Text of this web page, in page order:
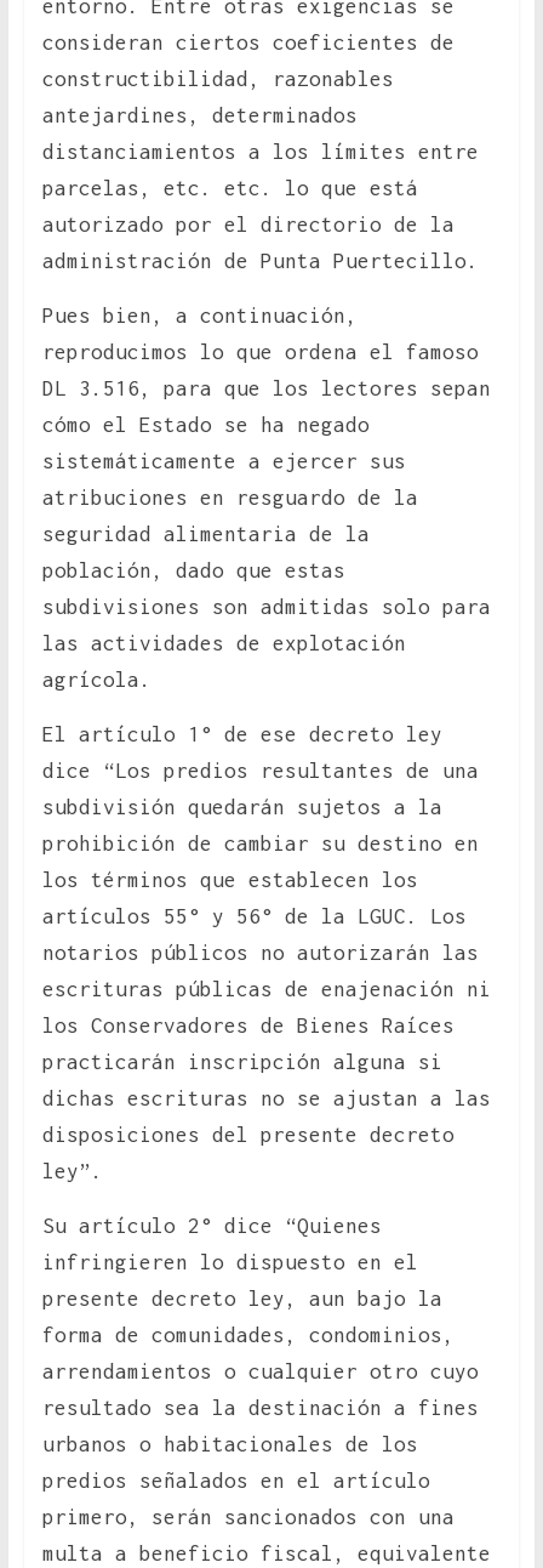
entorno. Entre otras exigencias se
consideran ciertos coeficientes de
constructibilidad, razonables
antejardines, determinados
distanciamientos a los límites entre
parcelas, etc. etc. lo que está
autorizado por el directorio de la
administración de Punta Puertecillo.
Pues bien, a continuación,
reproducimos lo que ordena el famoso
DL 3.516, para que los lectores sepan
cómo el Estado se ha negado
sistemáticamente a ejercer sus
atribuciones en resguardo de la
seguridad alimentaria de la
población, dado que estas
subdivisiones son admitidas solo para
las actividades de explotación
agrícola.
El artículo 1° de ese decreto ley
dice “Los predios resultantes de una
subdivisión quedarán sujetos a la
prohibición de cambiar su destino en
los términos que establecen los
artículos 55° y 56° de la LGUC. Los
notarios públicos no autorizarán las
escrituras públicas de enajenación ni
los Conservadores de Bienes Raíces
practicarán inscripción alguna si
dichas escrituras no se ajustan a las
disposiciones del presente decreto
ley”.
Su artículo 2° dice “Quienes
infringieren lo dispuesto en el
presente decreto ley, aun bajo la
forma de comunidades, condominios,
arrendamientos o cualquier otro cuyo
resultado sea la destinación a fines
urbanos o habitacionales de los
predios señalados en el artículo
primero, serán sancionados con una
multa a beneficio fiscal, equivalente